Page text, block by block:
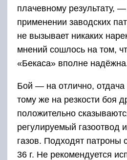
плачевному результату,
применении заводских
не вызывает никаких
мнений сошлось на том,
«Бекаса» вполне
Бой — на отлично, отдача
тому же на резкости боя
положительно
регулируемый газоотвод
газов. Подходят патроны
36 г. Не рекомендуется